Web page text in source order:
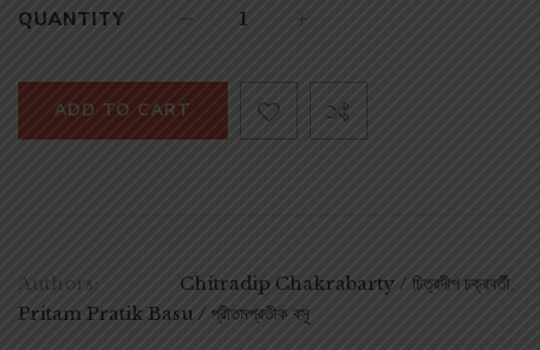
QUANTITY
ADD TO CART
Authors: Chitradip Chakrabarty / চিত্রদীপ চক্রবর্তী
Pritam Pratik Basu / প্রীতমপ্রতীক বসু